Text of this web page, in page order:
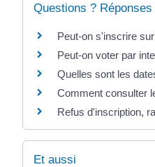
Questions ? Réponses
Peut-on s'inscrire
Peut-on voter par
Quelles sont les
Comment consulter
Refus d'inscription,
Et aussi